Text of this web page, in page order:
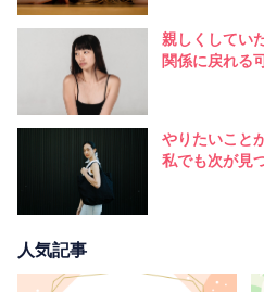
親しくしてい
関係に戻れる
やりたいこと
私でも次が見
人気記事